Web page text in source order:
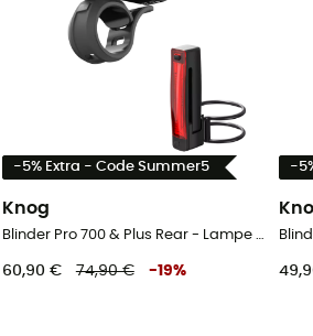
-5% Extra - Code Summer5
Knog
Blinder Pro 700 & Plus Rear - Lampe avant vélo
60,90 € 74,90 € -19%
-